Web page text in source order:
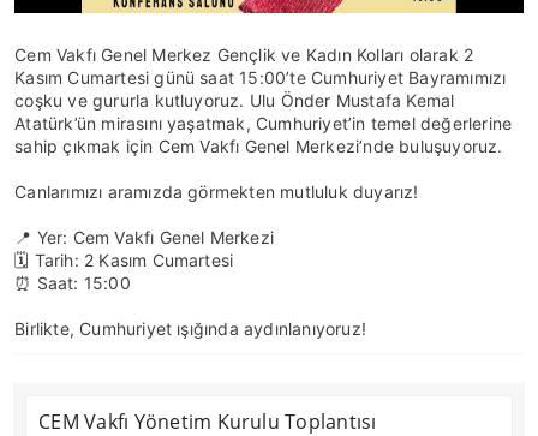
Cem Vakfı Genel Merkez Gençlik ve Kadın Kolları olarak 2
Kasım Cumartesi günü saat 15:00’te Cumhuriyet Bayramımızı
coşku ve gururla kutluyoruz. Ulu Önder Mustafa Kemal
Atatürk’ün mirasını yaşatmak, Cumhuriyet’in temel değerlerine
sahip çıkmak için Cem Vakfı Genel Merkezi’nde buluşuyoruz.
Canlarımızı aramızda görmekten mutluluk duyarız!
📍 Yer: Cem Vakfı Genel Merkezi
🗓️ Tarih: 2 Kasım Cumartesi
⏰ Saat: 15:00
Birlikte, Cumhuriyet ışığında aydınlanıyoruz!
CEM Vakfı Yönetim Kurulu Toplantısı